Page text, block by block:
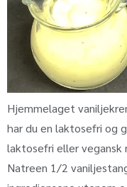
Hjemmelaget
har du en laktosefri og
laktosefri eller vegansk
Natreen 1/2